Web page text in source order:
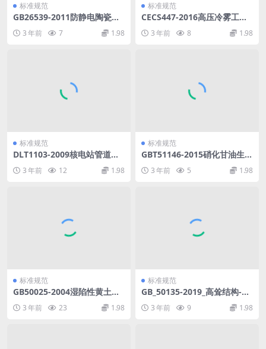
标准规范
GB26539-2011防静电陶瓷砖.
3 年前 7 1.98
标准规范
CECS447-2016高压冷雾工程
3 年前 8 1.98
标准规范
DLT1103-2009核电站管道振
3 年前 12 1.98
标准规范
GBT51146-2015硝化甘油生产
废水处理设施技术规范.pdf
3 年前 5 1.98
标准规范
GB50025-2004湿陷性黄土地
3 年前 23 1.98
标准规范
GB_50135-2019_高耸结构-设
3 年前 9 1.98